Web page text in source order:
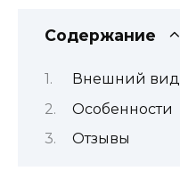
Содержание
Внешний вид
Особенности
Отзывы